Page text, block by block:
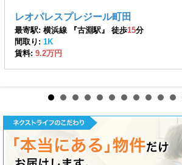
レオパレスプレジール町田
最寄駅: 横浜線 『古淵駅』 徒歩15分
間取り: 1K
賃料: 9.2万円